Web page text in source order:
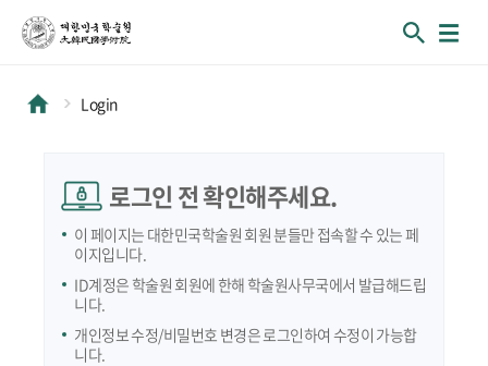
Login
로그인 전 확인해주세요.
이 페이지는 대한민국학술원 회원 분들만 접속할 수 있는 페
이지입니다.
ID계정은 학술원 회원에 한해 학술원사무국에서 발급해드립
니다.
개인정보 수정/비밀번호 변경은 로그인하여 수정이 가능합
니다.